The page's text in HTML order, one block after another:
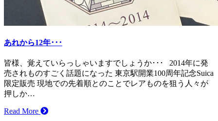
あれから12年･･･
皆様、覚えていらっしゃいますでしょうか･･･ 2014年に発
売されものすごく話題になった 東京駅開業100周年記念Suica
限定販売 現地での先着順とのことでレアものを狙う人々が
押しか…
Read More